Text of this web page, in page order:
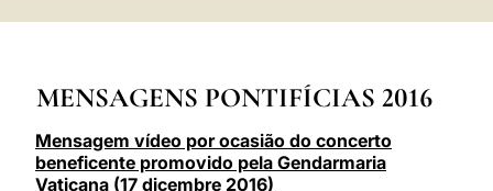
MENSAGENS PONTIFÍCIAS 2016
Mensagem vídeo por ocasião do concerto
beneficente promovido pela Gendarmaria
Vaticana (17 dicembre 2016)